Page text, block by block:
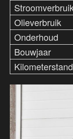
Olieverbruik
Onderhoud
Bouwjaar
Kilometerstand